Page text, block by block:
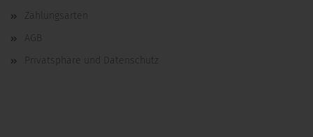
Zahlungsarten
AGB
Privatsphäre und Datenschutz